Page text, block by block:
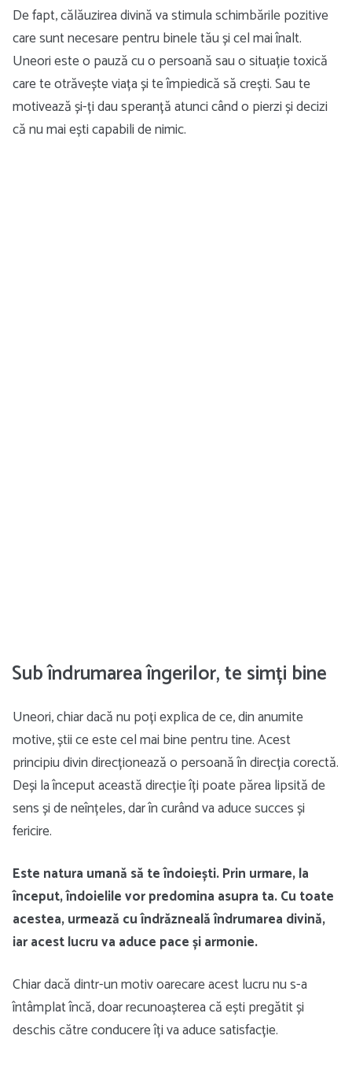
De fapt, călăuzirea divină va stimula schimbările pozitive
care sunt necesare pentru binele tău și cel mai înalt.
Uneori este o pauză cu o persoană sau o situație toxică
care te otrăvește viața și te împiedică să crești. Sau te
motivează și-ți dau speranță atunci când o pierzi și decizi
că nu mai ești capabili de nimic.
Sub îndrumarea îngerilor, te simți bine
Uneori, chiar dacă nu poți explica de ce, din anumite
motive, știi ce este cel mai bine pentru tine. Acest
principiu divin direcționează o persoană în direcția corectă.
Deși la început această direcție îți poate părea lipsită de
sens și de neînțeles, dar în curând va aduce succes și
fericire.
Este natura umană să te îndoiești. Prin urmare, la
început, îndoielile vor predomina asupra ta. Cu toate
acestea, urmează cu îndrăzneală îndrumarea divină,
iar acest lucru va aduce pace și armonie.
Chiar dacă dintr-un motiv oarecare acest lucru nu s-a
întâmplat încă, doar recunoașterea că ești pregătit și
deschis către conducere îți va aduce satisfacție.